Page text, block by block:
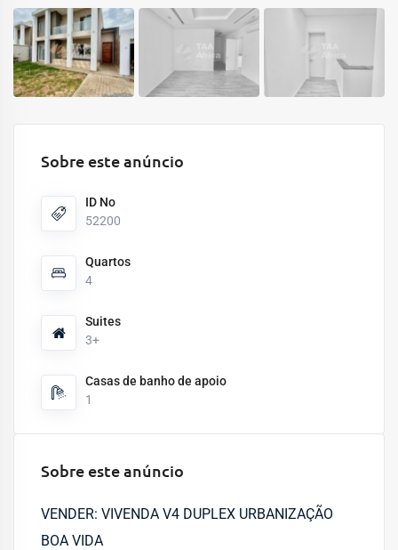
Sobre este anúncio
ID No
52200
Quartos
4
Suites
3+
Casas de banho de apoio
1
Sobre este anúncio
VENDER: VIVENDA V4 DUPLEX URBANIZAÇÃO
BOA VIDA